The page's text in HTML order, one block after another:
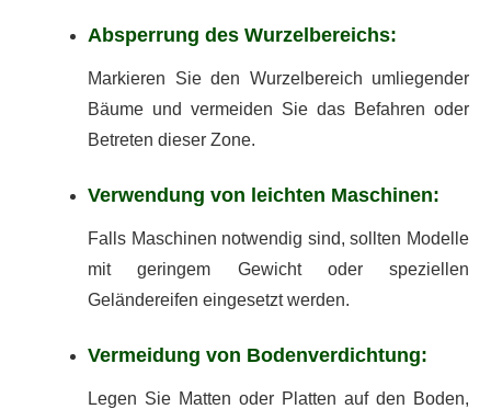
Absperrung des Wurzelbereichs:
Markieren Sie den Wurzelbereich umliegender
Bäume und vermeiden Sie das Befahren oder
Betreten dieser Zone.
Verwendung von leichten Maschinen:
Falls Maschinen notwendig sind, sollten Modelle
mit geringem Gewicht oder speziellen
Geländereifen eingesetzt werden.
Vermeidung von Bodenverdichtung:
Legen Sie Matten oder Platten auf den Boden,